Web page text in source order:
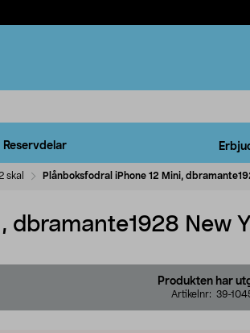
Reservdelar
skal Plånboksfodral iPhone 12 Mini,
dbramante1928 New
Produkten har
Artikelnr: 39-